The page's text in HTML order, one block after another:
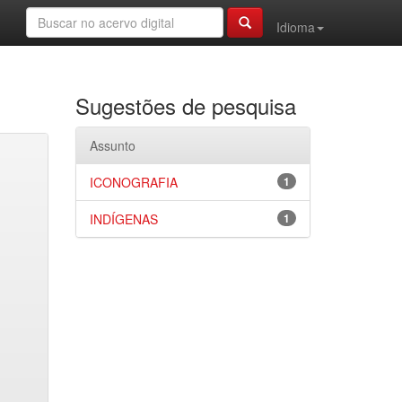
Idioma
Sugestões de pesquisa
Assunto
1
ICONOGRAFIA
1
INDÍGENAS